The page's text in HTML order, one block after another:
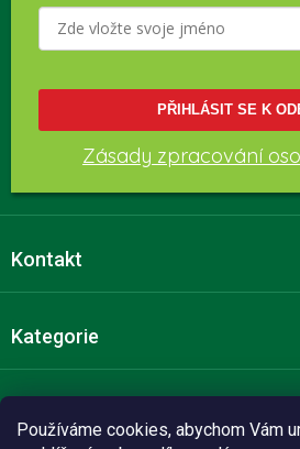
Používáme cookies, abychom Vám
PŘIHLÁSIT SE K
Zásady zpracování
Kontakt
Kategorie